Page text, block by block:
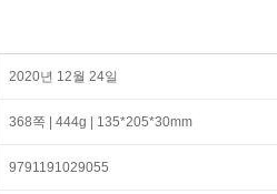
2020년 12월 24일
368쪽 | 444g | 135*205*30mm
9791191029055